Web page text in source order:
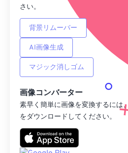
URLから
さい。
背景リムーバー
AI画像生成
マジック消しゴム
画像コンバーター
素早く簡単に画像を変換するには
をダウンロードしてください。